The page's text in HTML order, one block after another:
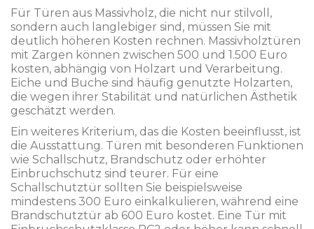
Für Türen aus Massivholz, die nicht nur stilvoll,
sondern auch langlebiger sind, müssen Sie mit
deutlich höheren Kosten rechnen. Massivholztüren
mit Zargen können zwischen 500 und 1.500 Euro
kosten, abhängig von Holzart und Verarbeitung.
Eiche und Buche sind häufig genutzte Holzarten,
die wegen ihrer Stabilität und natürlichen Ästhetik
geschätzt werden.
Ein weiteres Kriterium, das die Kosten beeinflusst, ist
die Ausstattung. Türen mit besonderen Funktionen
wie Schallschutz, Brandschutz oder erhöhter
Einbruchschutz sind teurer. Für eine
Schallschutztür sollten Sie beispielsweise
mindestens 300 Euro einkalkulieren, während eine
Brandschutztür ab 600 Euro kostet. Eine Tür mit